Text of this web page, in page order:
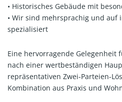
• Historisches Gebäude mit
• Wir sind mehrsprachig und auf
spezialisiert
Eine hervorragende Gelegenheit
nach einer wertbeständigen
repräsentativen Zwei-Parteien-
Kombination aus Praxis und